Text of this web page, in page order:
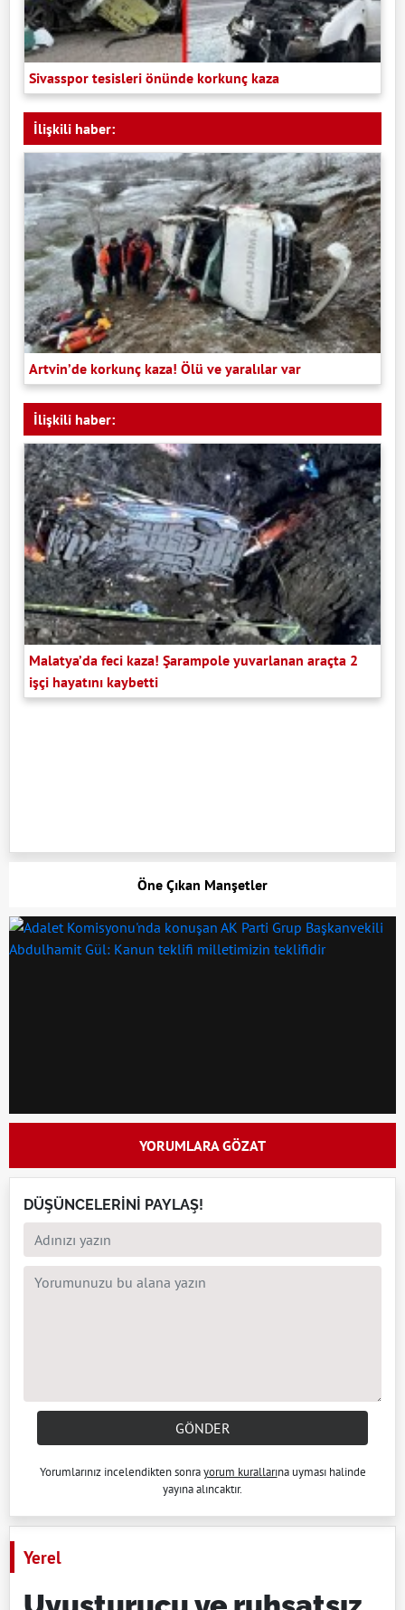
Sivasspor tesisleri önünde korkunç kaza
İlişkili haber:
Artvin’de korkunç kaza! Ölü ve yaralılar var
İlişkili haber:
Malatya’da feci kaza! Şarampole yuvarlanan araçta 2
işçi hayatını kaybetti
Öne Çıkan Manşetler
YORUMLARA GÖZAT
DÜŞÜNCELERİNİ PAYLAŞ!
GÖNDER
Yorumlarınız incelendikten sonrayorum kurallarına uyması halinde
yayına alıncaktır.
Yerel